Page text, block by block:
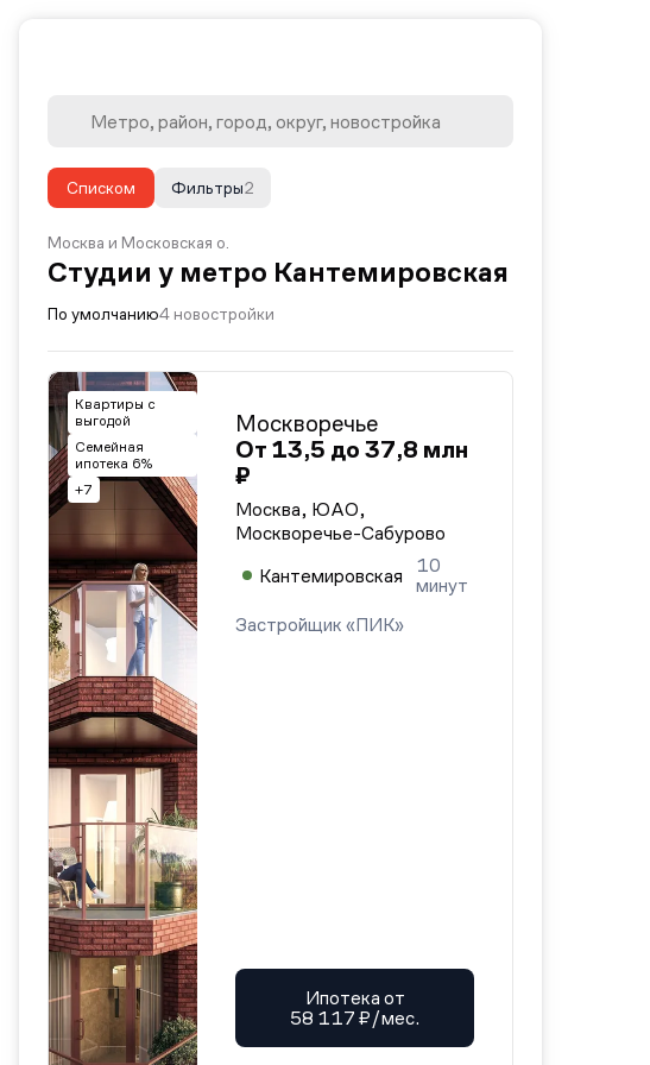
Списком 2
Фильтры
Москва и Московская о.
Студии у метро Кантемировская
По умолчанию4 новостройки
Квартиры с
выгодой
Семейная
ипотека 6%
+7
Москворечье
От 13,5 до 37,8 млн
₽
Москва, ЮАО,
Москворечье-Сабурово
Кантемировская
10
минут
Застройщик «ПИК»
Ипотека от
58 117 ₽/мес.